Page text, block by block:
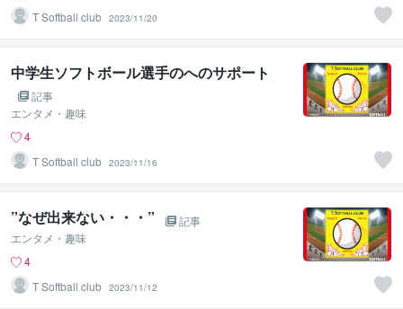
T Softball club 2023/11/20
中学生ソフトボール選手のへのサポート
記事
エンタメ・趣味
4
T Softball club 2023/11/16
”なぜ出来ない・・・”
記事
エンタメ・趣味
4
T Softball club 2023/11/12